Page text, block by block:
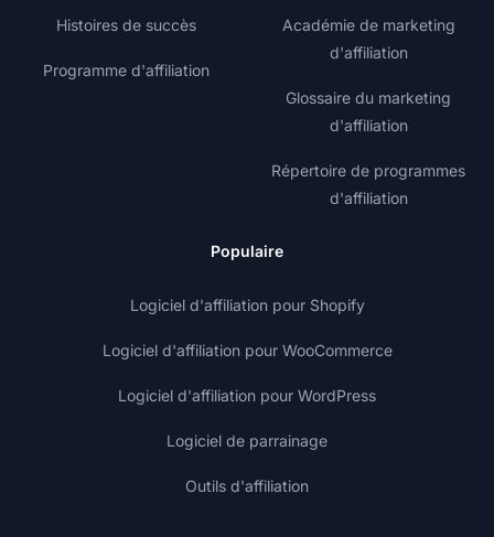
Histoires de succès
Programme d'affiliation
Académie de marketing
d'affiliation
Glossaire du marketing
d'affiliation
Répertoire de programmes
d'affiliation
Populaire
Logiciel d'affiliation pour Shopify
Logiciel d'affiliation pour WooCommerce
Logiciel d'affiliation pour WordPress
Logiciel de parrainage
Outils d'affiliation